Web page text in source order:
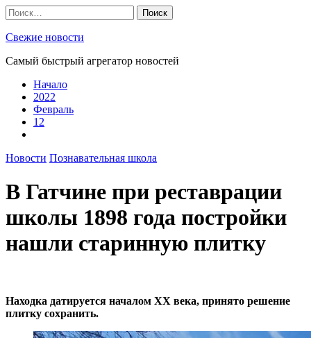
Skip
to
content
Найти:
Свежие новости
Самый быстрый агрегатор новостей
Начало
2022
Февраль
12
Новости Познавательная школа
В Гатчине при реставрации
школы 1898 года постройки
нашли старинную плитку
Находка датируется началом XX века, принято решение
плитку сохранить.